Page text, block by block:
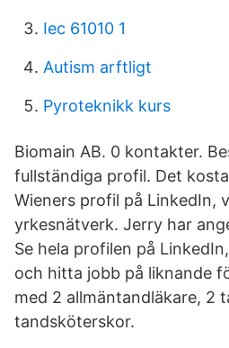
Iec 61010 1
Autism arftligt
Pyroteknikk kurs
Biomain AB. 0 kontakter.
fullständiga profil. Det
Wieners profil på LinkedIn,
yrkesnätverk. Jerry har
Se hela profilen på
och hitta jobb på liknande
med 2 allmäntandläkare, 2
tandsköterskor.